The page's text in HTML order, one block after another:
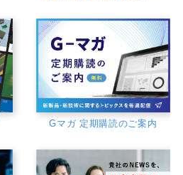
Gマガ 定期購読のご案内